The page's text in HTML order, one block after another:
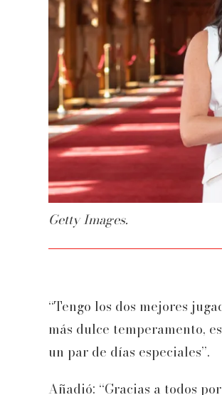
Getty Images.
“Tengo los dos mejores
más dulce temperamento,
un par de días especiales”.
Añadió: “Gracias a todos